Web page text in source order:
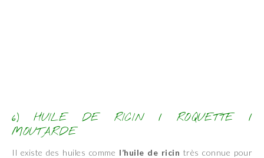
6) HUILE DE RICIN / ROQUETTE /
MOUTARDE
Il existe des huiles comme l’huile de ricin très connue pour